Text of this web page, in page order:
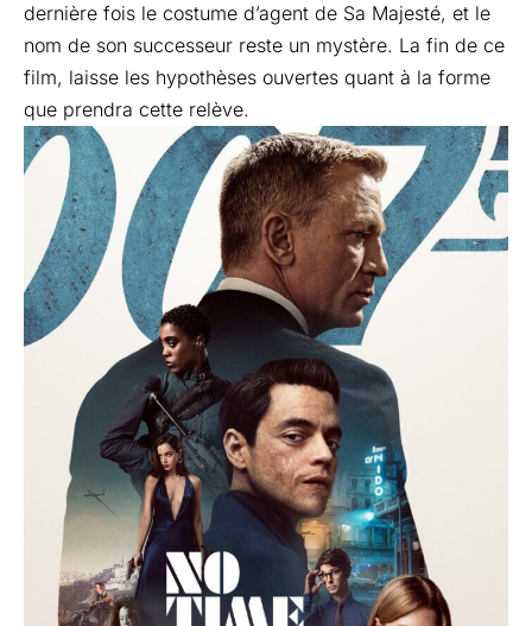
dernière fois le costume d’agent de Sa Majesté, et le
nom de son successeur reste un mystère. La fin de ce
film, laisse les hypothèses ouvertes quant à la forme
que prendra cette relève.